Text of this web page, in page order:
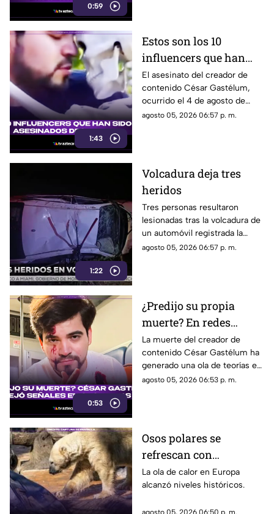
0:59
en la entidad, son reales.
1:43
Estos son los 10
influencers que han
sido asesinados desde
2024
El asesinato del creador de
contenido César Gastélum,
ocurrido el 4 de agosto de
2026 en Culiacán mientras
de influencers en México
durante los últimos años.
agosto 05, 2026 06:57 p. m.
1:22
Volcadura deja tres
heridos
Tres personas resultaron
lesionadas tras la volcadura de
un automóvil registrada la
noche del martes sobre la
agosto 05, 2026 06:57 p. m.
0:53
¿Predijo su propia
muerte? En redes
sociales aseguran que
César Gastélum dejó
varias señales en sus
videos antes de ser
La muerte del creador de
contenido César Gastélum ha
generado una ola de teorías en
redes sociales, luego de que
agosto 05, 2026 06:53 p. m.
Osos polares se
refrescan con
toneladas de hielo en
zoológico
La ola de calor en Europa
alcanzó niveles históricos.
agosto 05, 2026 06:50 p. m.